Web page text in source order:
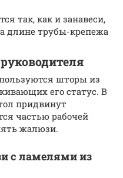
так, как и занавеси,
длине трубы-крепежа
шторы из
его статус. В
придвинут
частью рабочей
жалюзи.
с ламелями из